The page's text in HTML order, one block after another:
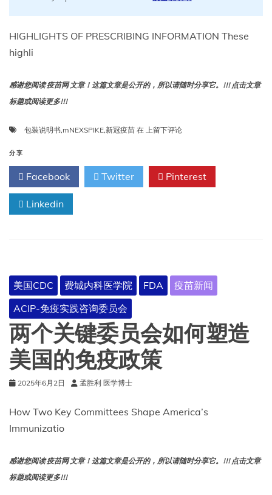
HIGHLIGHTS OF PRESCRIBING INFORMATION These
highli
感谢您阅读 疫苗网 文章！这篇文章是公开的，所以请随时分享它。!!! 点击文章
标题或阅读更多!!!
包装说明书,mNEXSPIKE,新冠疫苗 在 新
苗
mNexspike
包
上留下评论
分享
Facebook Twitter Pinterest
Linkedin
美国CDC 费城内科医学院 FDA
疫苗新闻
ACIP-免疫实践咨询委员会
两个关键委员会如何塑造
美国的免疫政策
2025年6月2日 孟胜利 医学博士
How Two Key Committees Shape America’s
Immunizatio
感谢您阅读 疫苗网 文章！这篇文章是公开的，所以请随时分享它。!!! 点击文章
标题或阅读更多!!!